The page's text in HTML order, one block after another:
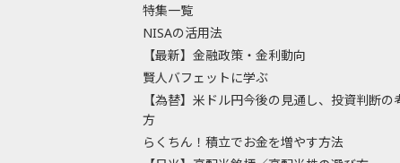
特集一覧
NISAの活用法
【最新】金融政策・金利動向
賢人バフェットに学ぶ
【為替】米ドル円今後の見通し、投資判断の
方
らくちん！積立でお金を増やす方法